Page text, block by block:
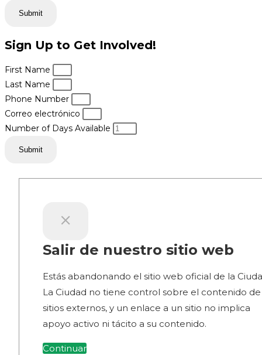
Submit
Sign Up to Get Involved!
First Name
Last Name
Phone Number
Correo electrónico
Number of Days Available
Submit
Salir de nuestro sitio web
Estás abandonando el sitio web oficial de la
La Ciudad no tiene control sobre el contenido de
sitios externos, y un enlace a un sitio no implica
apoyo activo ni tácito a su contenido.
Continuar